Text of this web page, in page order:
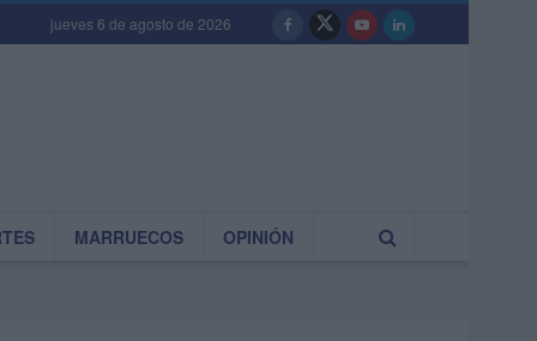
jueves 6 de agosto de 2026
MARRUECOS OPINIÓN